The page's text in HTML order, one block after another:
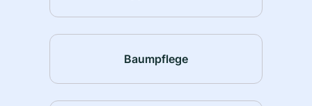
Baumpflege